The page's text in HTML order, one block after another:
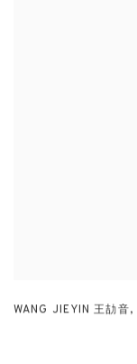
WANG JIEYIN 王劼音,